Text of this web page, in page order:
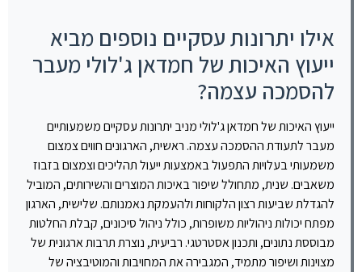
אילו יתרונות עסקיים נוספים מביא
ייעוץ האיכות של חמדאן ג'לולי מעבר
להסמכה עצמה?
ייעוץ האיכות של חמדאן ג'לולי מניב יתרונות עסקיים משמעותיים
מעבר לתעודת ההסמכה עצמה. ראשית, הארגונים חווים צמצום
משמעותי בעלויות התפעול באמצעות ייעול תהליכים וצמצום בזבוז
משאבים. שנית, מתחולל שיפור באיכות המוצרים והשירותים, המוביל
להגדלת שביעות רצון הלקוחות ולהעמקת נאמנותם. שלישית, הארגון
מפתח יכולות ניהוליות משופרות, כולל ניהול סיכונים, קבלת החלטות
מבוססת נתונים, ותכנון אסטרטגי. רביעית, נוצרת תרבות ארגונית של
מצוינות ושיפור מתמיד, המגבירה את המחויבות והמוטיבציה של